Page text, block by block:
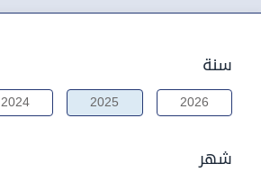
سنة
2026
2025
2024
شهر